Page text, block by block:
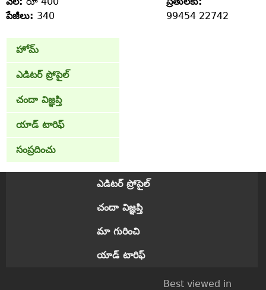
పేజీలు: 340
99454 22742
హోమ్
ఎడిటర్ ప్రోపైల్
చందా విజ్ఞప్తి
యాడ్ టారిఫ్
సంప్రదించు
ఎడిటర్ ప్రోపైల్
చందా విజ్ఞప్తి
మా గురించి
యాడ్ టారిఫ్
Best viewed in